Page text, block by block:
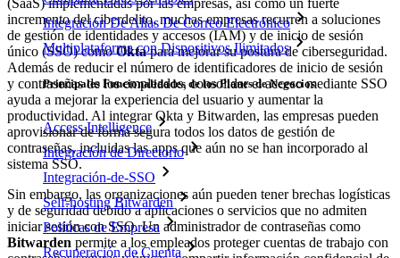
Integración De Alias De Correo Electrónico
Multiplataforma con Dispositivos Ilimitados
Principales Funcionalidades de los Planes de Negocios
Access Intelligence
Integración de Directorio
Integración-de-SSO
Self-hosting Bitwarden
Políticas de Empresa
Recuperación de Cuenta
(SaaS) implementadas por las empresas, así como un fuerte
incremento del ciberdelito, muchas empresas recurren a soluciones
de gestión de identidades y accesos (IAM) y de inicio de sesión
único (SSO) comoOktapara mejorar su postura de ciberseguridad.
Además de reducir el número de identificadores de inicio de sesión
y contraseñas de los empleados, consolidar el acceso mediante SSO
ayuda a mejorar la experiencia del usuario y aumentar la
productividad. Al integrar Okta y Bitwarden, las empresas pueden
aprovisionar de forma segura todos los datos de gestión de
contraseñas, incluidas las apps que aún no se han incorporado al
sistema SSO.
Sin embargo, las organizaciones aún pueden tener brechas logísticas
y de seguridad debido a aplicaciones o servicios que no admiten
iniciar sesión con SSO. Un administrador de contraseñas como
Bitwarden permite a los empleados proteger cuentas de trabajo con